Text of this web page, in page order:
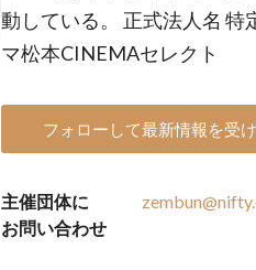
動している。 正式法人名
マ松本CINEMAセレクト
フォローして最新情報を受
主催団体に
お問い合わせ